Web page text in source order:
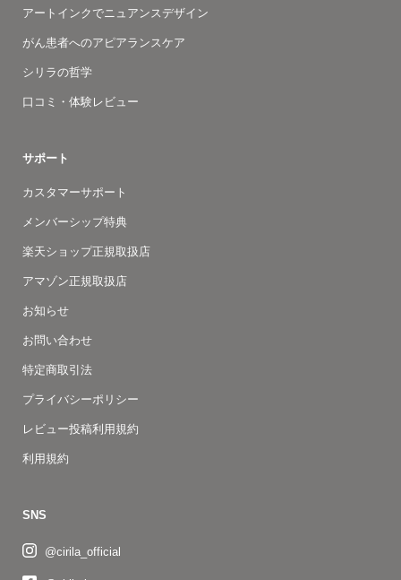
アートインクでニュアンスデザイン
がん患者へのアピアランスケア
シリラの哲学
口コミ・体験レビュー
サポート
カスタマーサポート
メンバーシップ特典
楽天ショップ正規取扱店
アマゾン正規取扱店
お知らせ
お問い合わせ
特定商取引法
プライバシーポリシー
レビュー投稿利用規約
利用規約
SNS
@cirila_official